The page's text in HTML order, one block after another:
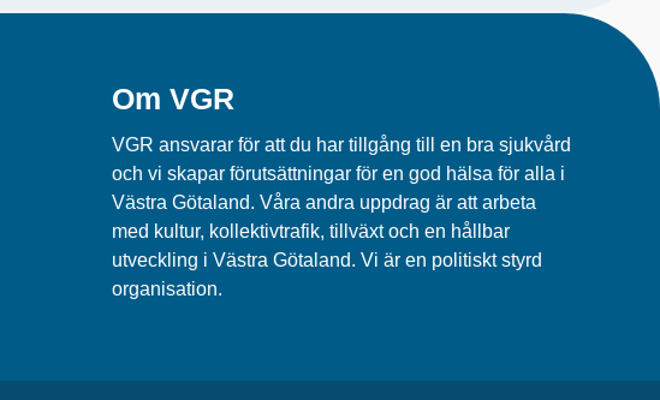
Om VGR
VGR ansvarar för att du har tillgång till en bra sjukvård
och vi skapar förutsättningar för en god hälsa för alla i
Västra Götaland. Våra andra uppdrag är att arbeta
med kultur, kollektivtrafik, tillväxt och en hållbar
utveckling i Västra Götaland. Vi är en politiskt styrd
organisation.